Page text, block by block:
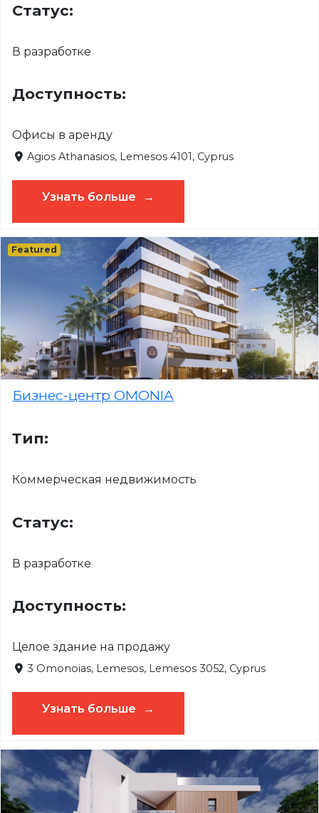
Статус:
В разработке
Доступность:
Офисы в аренду
Agios Athanasios, Lemesos 4101, Cyprus
Узнать больше
Бизнес-центр OMONIA
Тип:
Коммерческая недвижимость
Статус:
В разработке
Доступность:
Целое здание на продажу
3 Omonoias, Lemesos, Lemesos 3052, Cyprus
Узнать больше
Featured